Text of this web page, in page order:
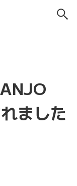
ました